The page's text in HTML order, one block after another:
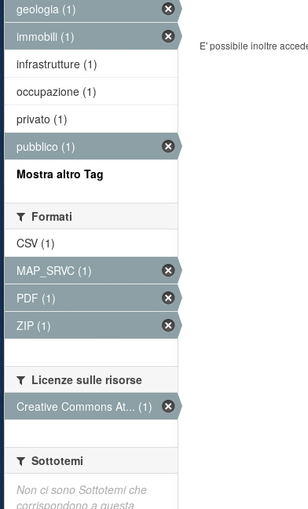
E' possibile inoltre
geologia (1)
immobili (1)
infrastrutture (1)
occupazione (1)
privato (1)
pubblico (1)
Mostra altro Tag
Formati
CSV (1)
MAP_SRVC (1)
PDF (1)
ZIP (1)
Licenze sulle risorse
Creative Commons At... (1)
Sottotemi
Non ci sono Sottotemi che
corrispondono a questa